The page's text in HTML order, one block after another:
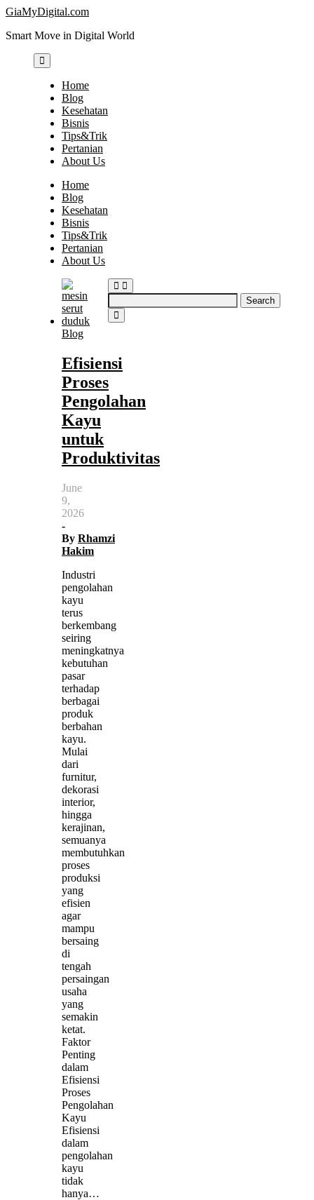
Skip
content
GiaMyDigital.com
Smart Move in Digital World
Home
Blog
Kesehatan
Bisnis
Tips&Trik
Pertanian
About Us
Home
Blog
Kesehatan
Bisnis
Tips&Trik
Pertanian
About Us
Search
for:
Blog
Efisiensi
Proses
Pengolahan
Kayu
untuk
Produktivitas
June
9,
2026
-
By Rhamzi
Hakim
Industri
pengolahan
kayu
terus
berkembang
seiring
meningkatnya
kebutuhan
pasar
terhadap
berbagai
produk
berbahan
kayu.
Mulai
dari
furnitur,
dekorasi
interior,
hingga
kerajinan,
semuanya
membutuhkan
proses
produksi
yang
efisien
agar
mampu
bersaing
di
tengah
persaingan
usaha
yang
semakin
ketat.
Faktor
Penting
dalam
Efisiensi
Proses
Pengolahan
Kayu
Efisiensi
dalam
pengolahan
kayu
tidak
hanya…